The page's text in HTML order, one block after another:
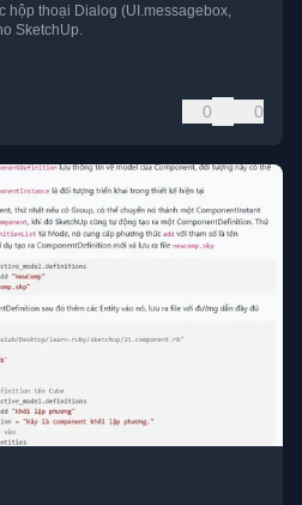
hộp thoại Dialog (UI.messagebox,
SketchUp.
0 0